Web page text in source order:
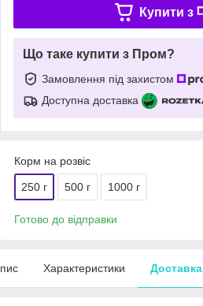
Купити з
Що таке купити з Пром?
Замовлення під захистом
Доступна доставка
Корм на розвіс
250 г 500 г 1000 г
Готово до відправки
Характеристики Доставка